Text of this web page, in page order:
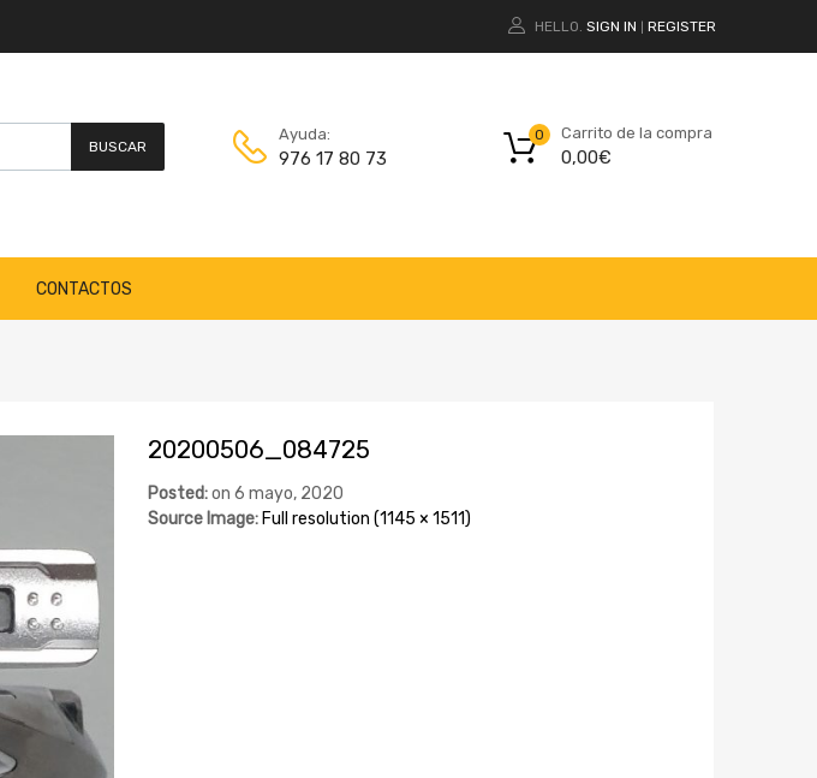
HELLO. SIGN IN REGISTER
BUSCAR
Ayuda:
976 17 80 73
Carrito de la compra
0,00€
0
CONTACTOS
20200506_084725
Posted:on 6 mayo, 2020
Source Image: Full resolution (1145 × 1511)